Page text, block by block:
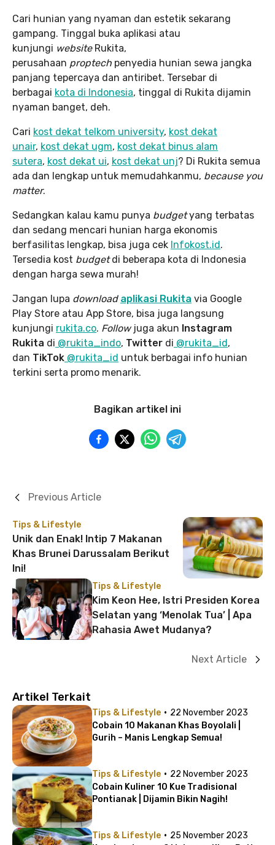
Cari hunian yang nyaman dan estetik sekarang
gampang. Tinggal buka aplikasi atau
kunjungi websiteRukita,
perusahaan proptech penyedia hunian sewa jangka
panjang tepercaya dan antiribet. Tersebar di
berbagai kota di Indonesia, tinggal di Rukita dijamin
nyaman banget, deh.
Cari kost dekat telkom university, kost dekat
unair, kost dekat ugm, kost dekat binus alam
sutera, kost dekat ui, kost dekat unj? Di Rukita semua
ada dan lengkap untuk memudahkanmu, because you
matter.
Sedangkan kalau kamu punya budgetyang terbatas
dan sedang mencari hunian harga ekonomis
berfasilitas lengkap, bisa juga cek Infokost.id .
Tersedia kost budgetdi beberapa kota di Indonesia
dengan harga sewa murah!
Jangan lupa download aplikasi Rukita via Google
Play Store atau App Store, bisa juga langsung
kunjungi rukita.co. Followjuga akun Instagram
Rukita di @rukita_indo, Twitter di @rukita_id ,
dan TikTok @rukita_id untuk berbagai info hunian
terkini serta promo menarik.
Bagikan artikel ini
Tips & Lifestyle
Unik dan Enak! Intip 7 Makanan
Khas Brunei Darussalam Berikut
Ini!
Previous Article
Tips & Lifestyle
Kim Keon Hee, Istri Presiden Korea
Selatan yang ‘Menolak Tua’ | Apa
Rahasia Awet Mudanya?
Next Article
Artikel Terkait
Tips & Lifestyle · 22 November 2023
Cobain 10 Makanan Khas Boyolali |
Gurih – Manis Lengkap Semua!
Tips & Lifestyle · 22 November 2023
Cobain Kuliner 10 Kue Tradisional
Pontianak | Dijamin Bikin Nagih!
Tips & Lifestyle · 25 November 2023